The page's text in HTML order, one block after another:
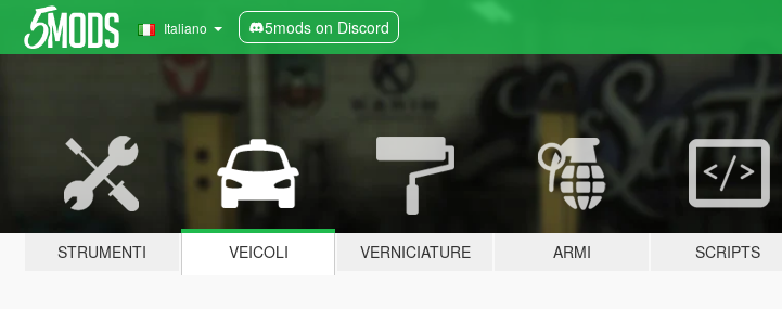
Italiano 5mods on Discord
STRUMENTI VEICOLI VERNICIATURE ARMI SCRIPTS